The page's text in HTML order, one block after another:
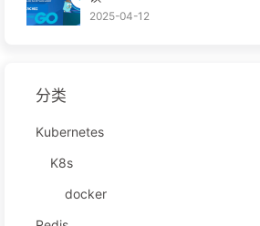
2025-04-12
分类
Kubernetes
K8s
docker